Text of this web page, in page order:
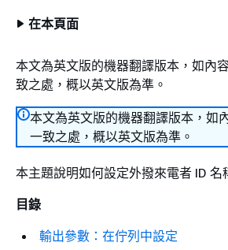
在本頁面
本文為英文版的機器翻譯版本，如內
致之處，概以英文版為準。
本文為英文版的機器翻譯版本，如
一致之處，概以英文版為準。
本主題說明如何設定外撥來電者 ID 名
目錄
輸出參數：在佇列中設定